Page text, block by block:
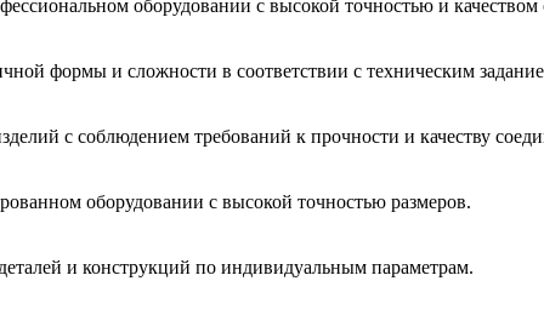
оборудовании с высокой точностью и качеством
формы и сложности в соответствии с техническим
с соблюдением требований к прочности и качеству
оборудовании с высокой точностью размеров.
и конструкций по индивидуальным параметрам.